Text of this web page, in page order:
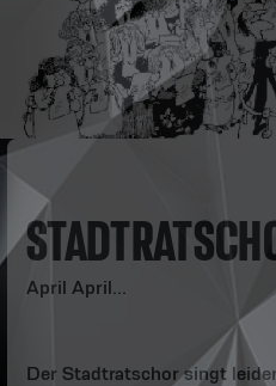
April April...
Der Stadtratschor singt